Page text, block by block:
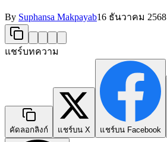
By Suphansa Makpayab16 ธันวาคม 2568
แชร์บทความ
คัดลอกลิงก์ แชร์บน X แชร์บน Facebook